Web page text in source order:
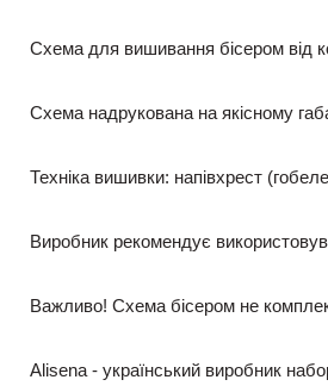
Схема для вишивання бісером від
Схема надрукована на якісному
Техніка вишивки: напівхрест
Виробник рекомендує
Важливо! Схема бісером не
Alisena - український виробник